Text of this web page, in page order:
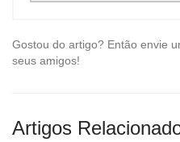
Gostou do artigo? Então envie
seus amigos!
Artigos